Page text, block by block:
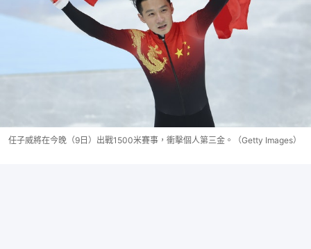
任子威將在今晚（9日）出戰1500米賽事，衝擊個人第三金。（Getty Images）